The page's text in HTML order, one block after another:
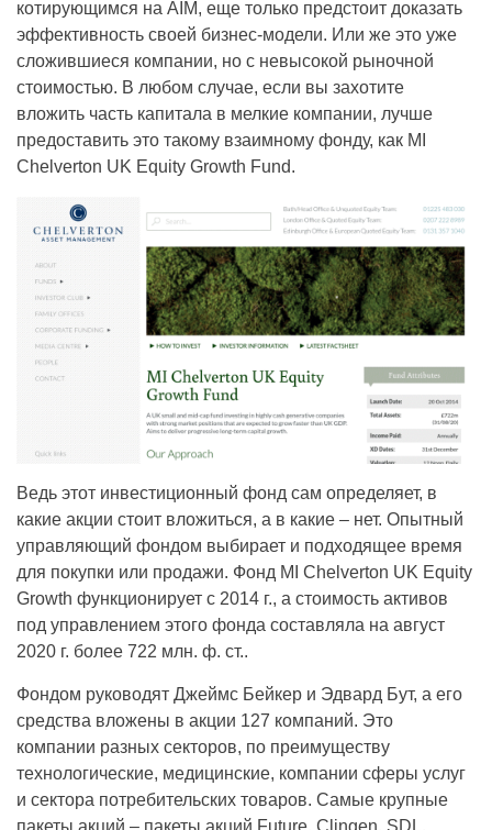
котирующимся на AIM, еще только предстоит доказать
эффективность своей бизнес-модели. Или же это уже
сложившиеся компании, но с невысокой рыночной
стоимостью. В любом случае, если вы захотите
вложить часть капитала в мелкие компании, лучше
предоставить это такому взаимному фонду, как MI
Chelverton UK Equity Growth Fund.
Ведь этот инвестиционный фонд сам определяет, в
какие акции стоит вложиться, а в какие – нет. Опытный
управляющий фондом выбирает и подходящее время
для покупки или продажи. Фонд MI Chelverton UK Equity
Growth функционирует с 2014 г., а стоимость активов
под управлением этого фонда составляла на август
2020 г. более 722 млн. ф. ст..
Фондом руководят Джеймс Бейкер и Эдвард Бут, а его
средства вложены в акции 127 компаний. Это
компании разных секторов, по преимуществу
технологические, медицинские, компании сферы услуг
и сектора потребительских товаров. Самые крупные
пакеты акций – пакеты акций Future, Clingen, SDL,